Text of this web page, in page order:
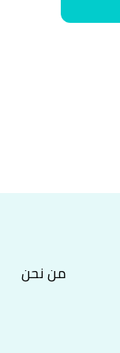
من نحن